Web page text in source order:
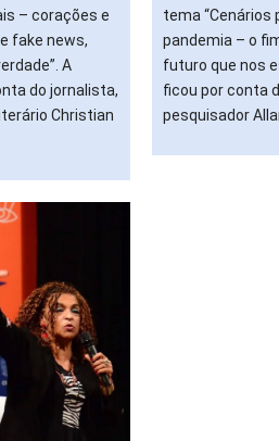
– corações e
fake news,
A
do jornalista,
Christian
tema “Cenários
pandemia – o
futuro que nos
ficou por conta
pesquisador